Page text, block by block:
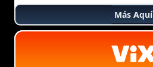
Más Aquí